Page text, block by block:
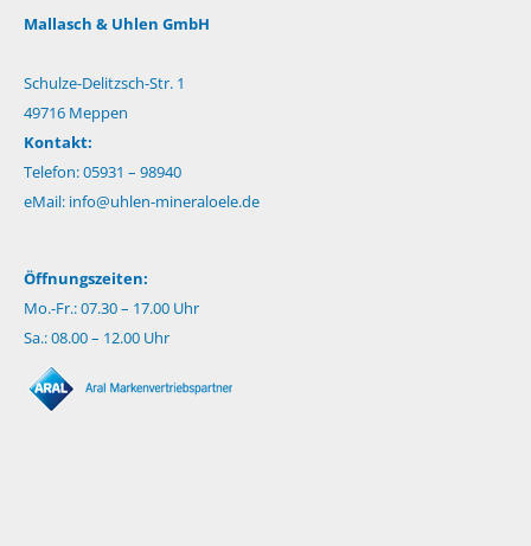
Mallasch & Uhlen GmbH
Schulze-Delitzsch-Str. 1
49716 Meppen
Kontakt:
Telefon: 05931 – 98940
eMail: info@uhlen-mineraloele.de
Öffnungszeiten:
Mo.-Fr.: 07.30 – 17.00 Uhr
Sa.: 08.00 – 12.00 Uhr